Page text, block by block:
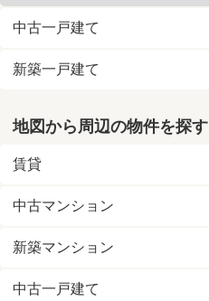
中古一戸建て
新築一戸建て
地図から周辺の物件を探す
賃貸
中古マンション
新築マンション
中古一戸建て